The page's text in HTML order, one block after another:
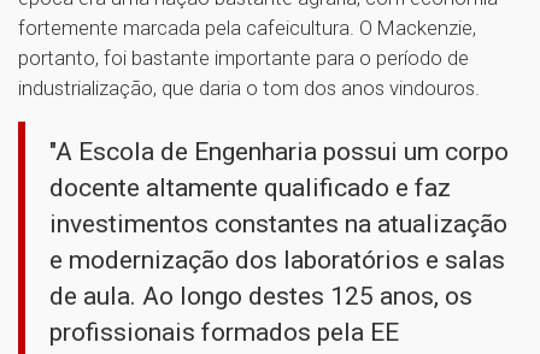
fortemente marcada pela cafeicultura. O Mackenzie,
portanto, foi bastante importante para o período de
industrialização, que daria o tom dos anos vindouros.
"A Escola de Engenharia possui um corpo
docente altamente qualificado e faz
investimentos constantes na atualização
e modernização dos laboratórios e salas
de aula. Ao longo destes 125 anos, os
profissionais formados pela EE